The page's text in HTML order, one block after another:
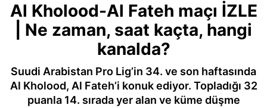
Al Kholood-Al Fateh maçı İZLE
| Ne zaman, saat kaçta, hangi
kanalda?
Suudi Arabistan Pro Lig’in 34. ve son haftasında
Al Kholood, Al Fateh’i konuk ediyor. Topladığı 32
puanla 14. sırada yer alan ve küme düşme